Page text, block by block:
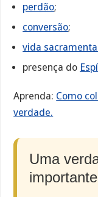
perdão;
conversão;
vida
presença do
Aprenda: Como
verdade.
Uma
importante